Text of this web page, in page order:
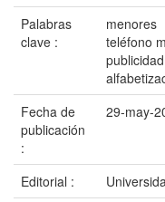
Palabras
clave :
menores
teléfono
publicidad
Fecha de
publicación
:
29-may-
Editorial :